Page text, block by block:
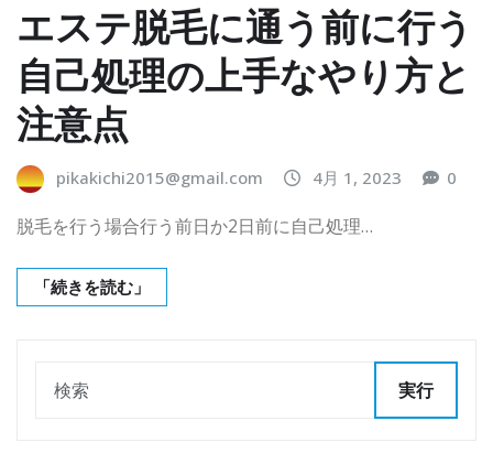
エステ脱毛に通う前に行う
自己処理の上手なやり方と
注意点
pikakichi2015@gmail.com 4月 1, 2023 0
脱毛を行う場合行う前日か2日前に自己処理…
「続きを読む」
実行